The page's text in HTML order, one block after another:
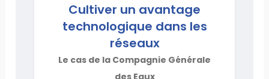
Cultiver un avantage
technologique dans les
réseaux
Le cas de la Compagnie Générale
des Eaux